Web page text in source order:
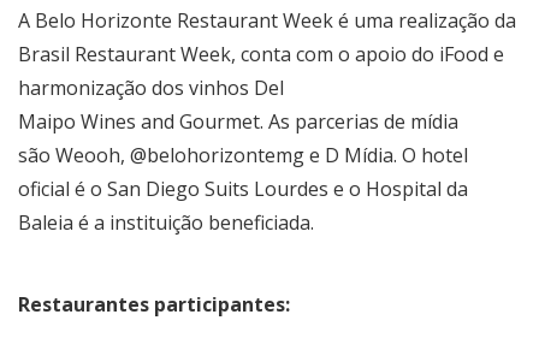
A Belo Horizonte Restaurant Week é uma realização da
Brasil Restaurant Week, conta com o apoio do iFood e
harmonização dos vinhos Del
Maipo Wines and Gourmet. As parcerias de mídia
são Weooh, @belohorizontemg e D Mídia. O hotel
oficial é o San Diego Suits Lourdes e o Hospital da
Baleia é a instituição beneficiada.
Restaurantes participantes: